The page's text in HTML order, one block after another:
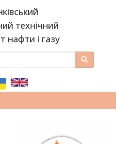
технічний
нафти і газу
Пошук